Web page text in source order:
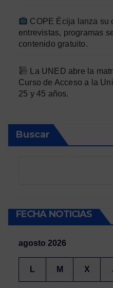
COPE Écija lanza su
entrevistas, programas
contenido gratuito.
La UNED abre la
Curso de Acceso a la
25 y 45 años.
Buscar
FECHA NOTICIAS
agosto 2026
L M X